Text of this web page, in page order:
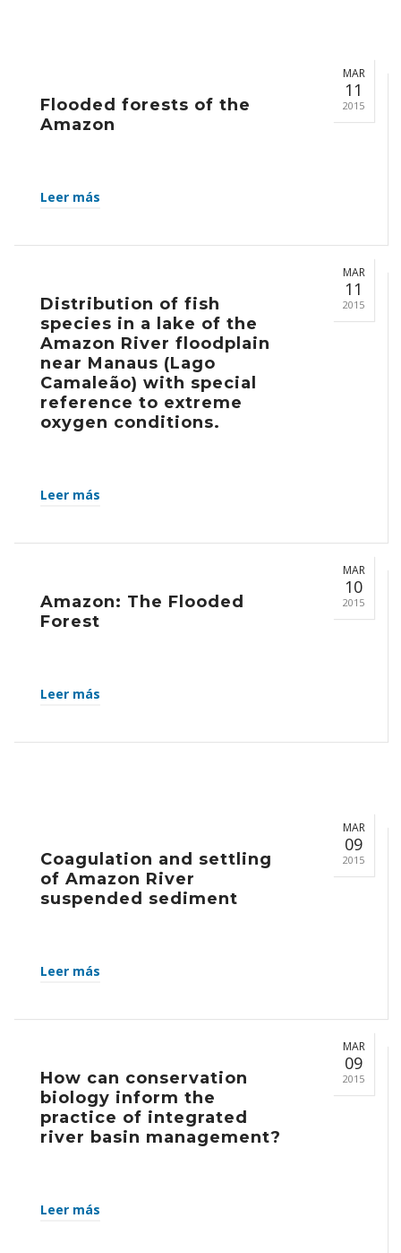
MAR
11
2015
Flooded forests of the
Amazon
Leer más
MAR
11
2015
Distribution of fish
species in a lake of the
Amazon River floodplain
near Manaus (Lago
Camaleão) with special
reference to extreme
oxygen conditions.
Leer más
MAR
10
2015
Amazon: The Flooded
Forest
Leer más
MAR
09
2015
Coagulation and settling
of Amazon River
suspended sediment
Leer más
MAR
09
2015
How can conservation
biology inform the
practice of integrated
river basin management?
Leer más